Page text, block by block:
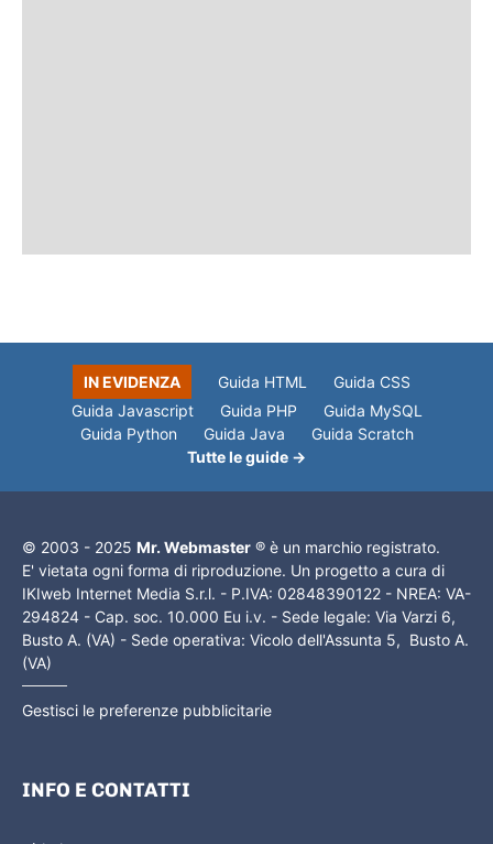
IN EVIDENZA Guida HTML
Guida CSS
Guida Javascript
Guida PHP
Guida MySQL
Guida Python
Guida Java
Guida Scratch
Tutte le guide →
© 2003 - 2025 Mr. Webmaster ® è un marchio registrato.
E' vietata ogni forma di riproduzione. Un progetto a cura di
IKIweb Internet Media S.r.l. - P.IVA: 02848390122 - NREA: VA-
294824 - Cap. soc. 10.000 Eu i.v. - Sede legale: Via Varzi 6,
Busto A. (VA) - Sede operativa: Vicolo dell'Assunta 5, Busto A.
(VA)
Gestisci le preferenze pubblicitarie
INFO E CONTATTI